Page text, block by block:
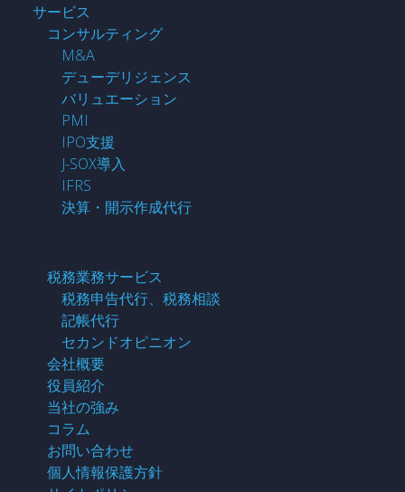
サービス
コンサルティング
M&A
デューデリジェンス
バリュエーション
PMI
IPO支援
J-SOX導入
IFRS
決算・開示作成代行
税務業務サービス
税務申告代行、税務相談
記帳代行
セカンドオピニオン
会社概要
役員紹介
当社の強み
コラム
お問い合わせ
個人情報保護方針